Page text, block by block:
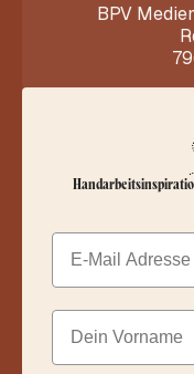
BPV
Email
Dein Vorname